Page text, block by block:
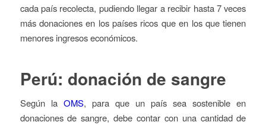
cada país recolecta, pudiendo llegar a recibir hasta 7 veces
más donaciones en los países ricos que en los que tienen
menores ingresos económicos.
Perú: donación de sangre
Según la OMS, para que un país sea sostenible en
donaciones de sangre, debe contar con una cantidad de